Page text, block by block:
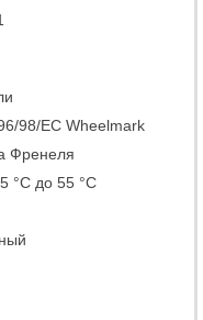
98/EC Wheelmark
Френеля
°C до 55 °C